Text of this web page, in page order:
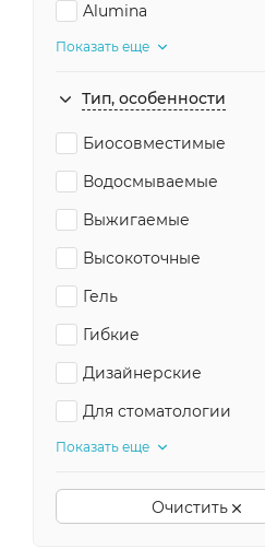
Alumina
Показать еще
Тип, особенности
Биосовместимые
Водосмываемые
Выжигаемые
Высокоточные
Гель
Гибкие
Дизайнерские
Для стоматологии
Показать еще
Очистить